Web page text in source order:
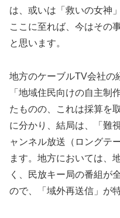
は、或いは「救いの女神
ここに至れば、今はその
と思います。
地方のケーブルTV会社の
「地域住民向けの自主制
たものの、これは採算を
に分かり、結局は、「難
ャンネル放送（ロングテ
ます。地方においては、
く、民放キー局の番組が
ので、「域外再送信」が